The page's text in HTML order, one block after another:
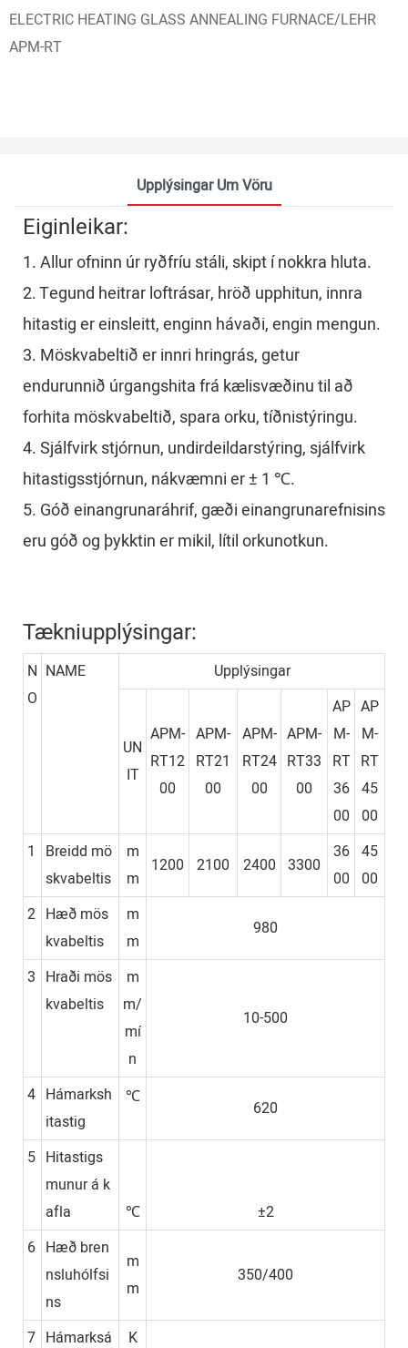
ELECTRIC HEATING GLASS ANNEALING FURNACE/LEHR
APM-RT
Upplýsingar Um Vöru
Eiginleikar:
1. Allur ofninn úr ryðfríu stáli, skipt í nokkra hluta.
2. Tegund heitrar loftrásar, hröð upphitun, innra
hitastig er einsleitt, enginn hávaði, engin mengun.
3. Möskvabeltið er innri hringrás, getur
endurunnið úrgangshita frá kælisvæðinu til að
forhita möskvabeltið, spara orku, tíðnistýringu.
4. Sjálfvirk stjórnun, undirdeildarstýring, sjálfvirk
hitastigsstjórnun, nákvæmni er ± 1 ℃.
5. Góð einangrunaráhrif, gæði einangrunarefnisins
eru góð og þykktin er mikil, lítil orkunotkun.
Tækniupplýsingar:
N
O
NAME Upplýsingar
UN
IT
APM-
RT12
00
APM-
RT21
00
APM-
RT24
00
APM-
RT33
00
AP
M-
RT
36
00
AP
M-
RT
45
00
1
Breidd mö
skvabeltis
m
m
1200 2100 2400 3300
36
00
45
00
2 Hæð mös
kvabeltis
m
m
980
3 Hraði mös
kvabeltis
m
m/
mí
n
10-500
4 Hámarksh
itastig
℃
620
5 Hitastigs
munur á k
afla
℃
±2
6 Hæð bren
nsluhólfsi
ns
m
m
350/400
7 Hámarksá K